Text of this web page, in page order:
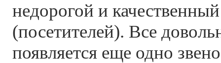
недорогой и
(посетителей). Все
появляется еще одно